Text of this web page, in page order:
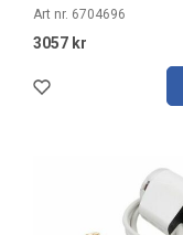
Art nr. 6704696
3057 kr